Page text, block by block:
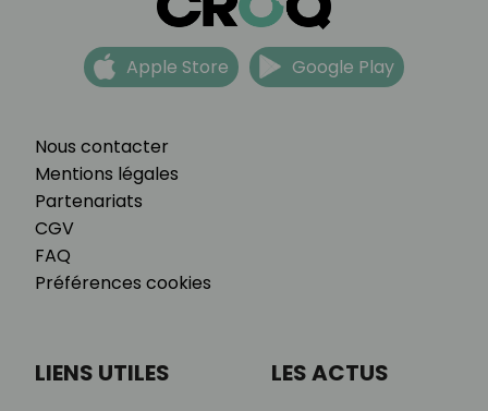
Nous contacter
Mentions légales
Partenariats
CGV
FAQ
Préférences cookies
Apple Store Google Play
LIENS UTILES LES ACTUS